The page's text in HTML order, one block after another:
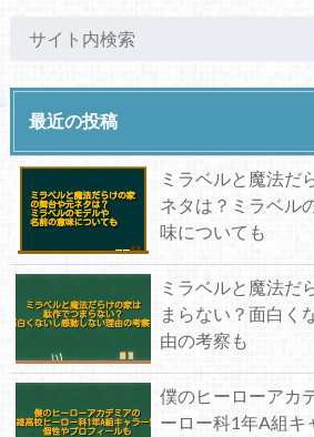
最近の投稿
ミラベルと魔法だ
ネタは？ミラベル
味についても
ミラベルと魔法だ
まらない？面白く
由の考察も
僕のヒーローアカ
ーロー科1年A組キ